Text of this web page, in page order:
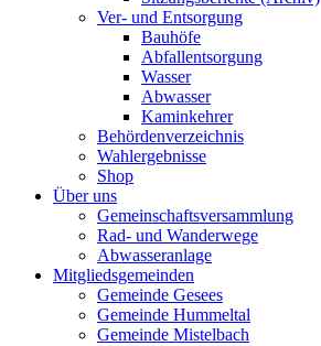
Ver- und Entsorgung
Bauhöfe
Abfallentsorgung
Wasser
Abwasser
Kaminkehrer
Behördenverzeichnis
Wahlergebnisse
Shop
Über uns
Gemeinschaftsversammlung
Rad- und Wanderwege
Abwasseranlage
Mitgliedsgemeinden
Gemeinde Gesees
Gemeinde Hummeltal
Gemeinde Mistelbach